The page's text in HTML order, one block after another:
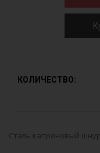
КОЛИЧЕСТВО:
Сталь капроновый